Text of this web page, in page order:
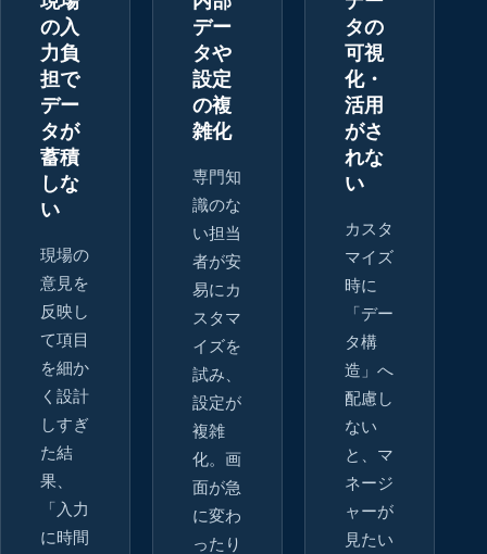
の入
力負
担で
デー
タが
蓄積
しな
い
現場の
意見を
反映し
て項目
を細か
く設計
しすぎ
た結
果、
「入力
に時間
デー
タや
設定
の複
雑化
専門知
識のな
い担当
者が安
易にカ
スタマ
イズを
試み、
設定が
複雑
化。画
面が急
に変わ
ったり
タの
可視
化・
活用
がさ
れな
い
カスタ
マイズ
時に
「デー
タ構
造」へ
配慮し
ない
と、マ
ネージ
ャーが
見たい